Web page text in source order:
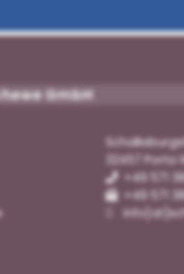
GmbH
32457 Porta
+49 571
+49 571